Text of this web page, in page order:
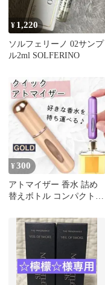
¥ 1,220
ソルフェリーノ 02サンプ
ル2ml SOLFERINO
¥300
アトマイザー 香水 詰め
替えボトル コンパクト